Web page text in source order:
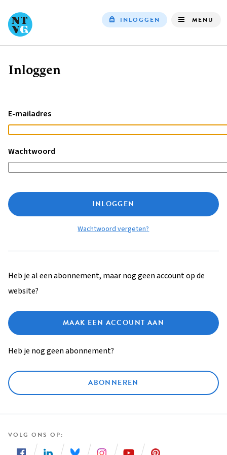
INLOGGEN MENU
Kruimelpad
Inloggen
E-mailadres
Wachtwoord
INLOGGEN
Wachtwoord vergeten?
Heb je al een abonnement, maar nog geen account op de
website?
MAAK EEN ACCOUNT AAN
Heb je nog geen abonnement?
ABONNEREN
VOLG ONS OP